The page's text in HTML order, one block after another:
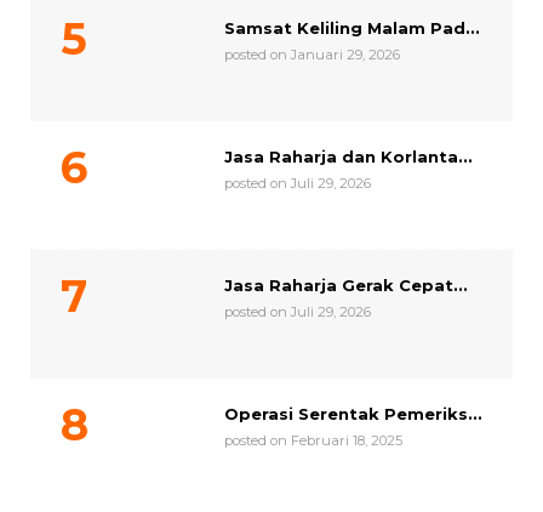
Samsat Keliling Malam Pad...
posted on Januari 29, 2026
Jasa Raharja dan Korlanta...
posted on Juli 29, 2026
Jasa Raharja Gerak Cepat...
posted on Juli 29, 2026
Operasi Serentak Pemeriks...
posted on Februari 18, 2025